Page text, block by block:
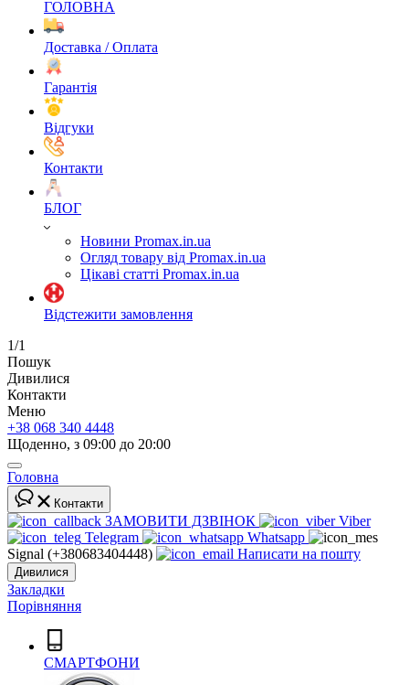
ГОЛОВНА
Доставка / Оплата
Гарантія
Відгуки
Контакти
БЛОГ
Новини Promax.in.ua
Огляд товару від Promax.in.ua
Цікаві статті Promax.in.ua
Відстежити замовлення
1/1
Пошук
Дивилися
Контакти
Меню
+38 068 340 4448
Щоденно, з 09:00 до 20:00
Головна
Контакти
ЗАМОВИТИ ДЗВІНОК
Viber
Telegram
Whatsapp
Signal (+380683404448)
Написати на пошту
Дивилися
Закладки
Порівняння
СМАРТФОНИ